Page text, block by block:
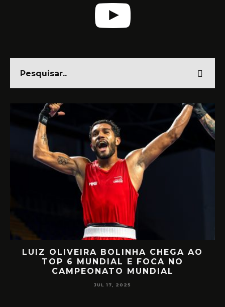
LUIZ OLIVEIRA BOLINHA CHEGA AO
TOP 6 MUNDIAL E FOCA NO
CAMPEONATO MUNDIAL
JUL 17, 2025